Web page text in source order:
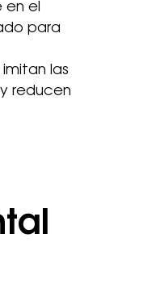
en el
para
las
reducen